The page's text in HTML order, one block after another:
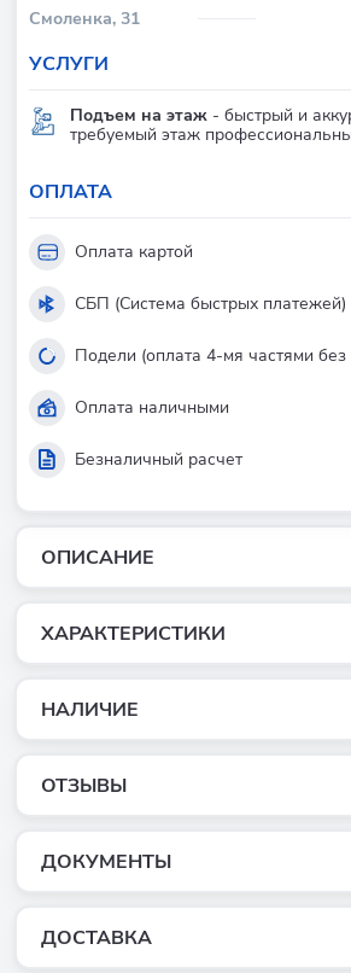
ОПИСАНИЕ
ХАРАКТЕРИСТИКИ
НАЛИЧИЕ
ОТЗЫВЫ
ДОКУМЕНТЫ
ДОСТАВКА
Смоленка, 31
УСЛУГИ
Подъем на этаж - быстрый и
требуемый этаж
ОПЛАТА
Оплата картой
СБП (Система быстрых платежей)
Подели (оплата 4-мя частями без
Оплата наличными
Безналичный расчет